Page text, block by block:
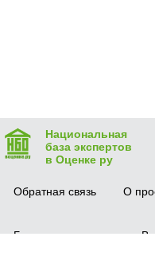
Национальная
база экспертов
в Оценке ру
Обратная связь О
Безопасная сделка